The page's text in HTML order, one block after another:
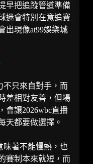
早把追蹤管道準備
迷會特別在意追賽
出現像at99娛樂城
不只來自對手，而
差相對友善，但場
會讓2026wbc直播
天都要做選擇。
味著不能慢熱，也
賽制本來就短，而